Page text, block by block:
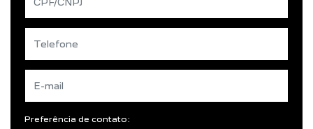
Preferência de contato: